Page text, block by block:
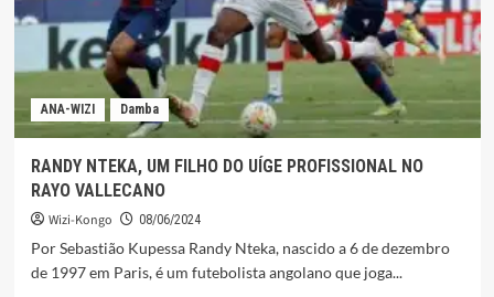
ANA-WIZI Damba
RANDY NTEKA, UM FILHO DO UÍGE PROFISSIONAL NO
RAYO VALLECANO
Wizi-Kongo 08/06/2024
Por Sebastião Kupessa Randy Nteka, nascido a 6 de dezembro
de 1997 em Paris, é um futebolista angolano que joga...